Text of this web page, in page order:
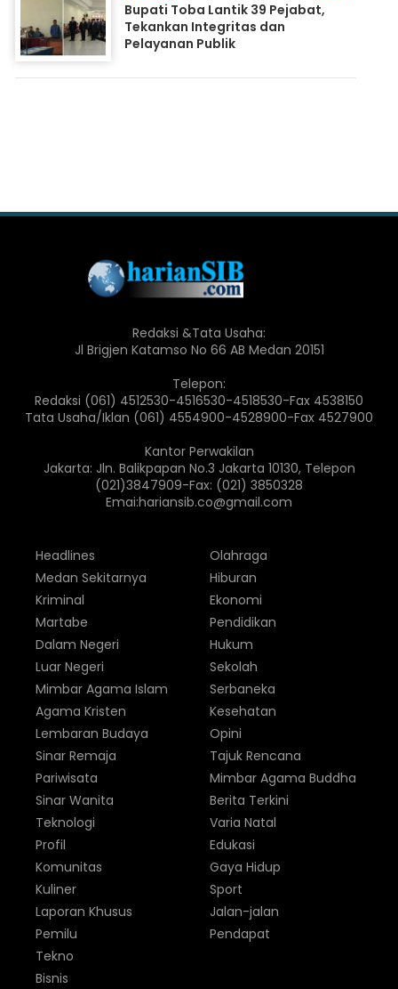
Bupati Toba Lantik 39 Pejabat,
Tekankan Integritas dan
Pelayanan Publik
Redaksi &Tata Usaha:
Jl Brigjen Katamso No 66 AB Medan 20151
Telepon:
Redaksi (061) 4512530-4516530-4518530-Fax 4538150
Tata Usaha/Iklan (061) 4554900-4528900-Fax 4527900
Kantor Perwakilan
Jakarta: Jln. Balikpapan No.3 Jakarta 10130, Telepon
(021)3847909-Fax: (021) 3850328
Emai:hariansib.co@gmail.com
Headlines
Medan Sekitarnya
Kriminal
Martabe
Dalam Negeri
Luar Negeri
Olahraga
Hiburan
Ekonomi
Pendidikan
Hukum
Sekolah
Mimbar Agama Islam
Agama Kristen
Lembaran Budaya
Sinar Remaja
Pariwisata
Sinar Wanita
Serbaneka
Kesehatan
Opini
Tajuk Rencana
Mimbar Agama Buddha
Berita Terkini
Teknologi
Profil
Komunitas
Kuliner
Laporan Khusus
Pemilu
Varia Natal
Edukasi
Gaya Hidup
Sport
Jalan-jalan
Pendapat
Tekno
Bisnis